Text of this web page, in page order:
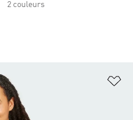
2 couleurs